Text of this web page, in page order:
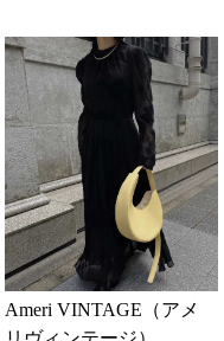
Ameri VINTAGE（アメ